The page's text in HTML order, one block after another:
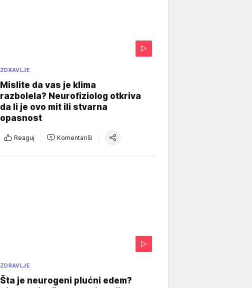
ZDRAVLJE
Mislite da vas je klima
razbolela? Neurofiziolog otkriva
da li je ovo mit ili stvarna
opasnost
Reaguj Komentariši
ZDRAVLJE
Šta je neurogeni plućni edem?